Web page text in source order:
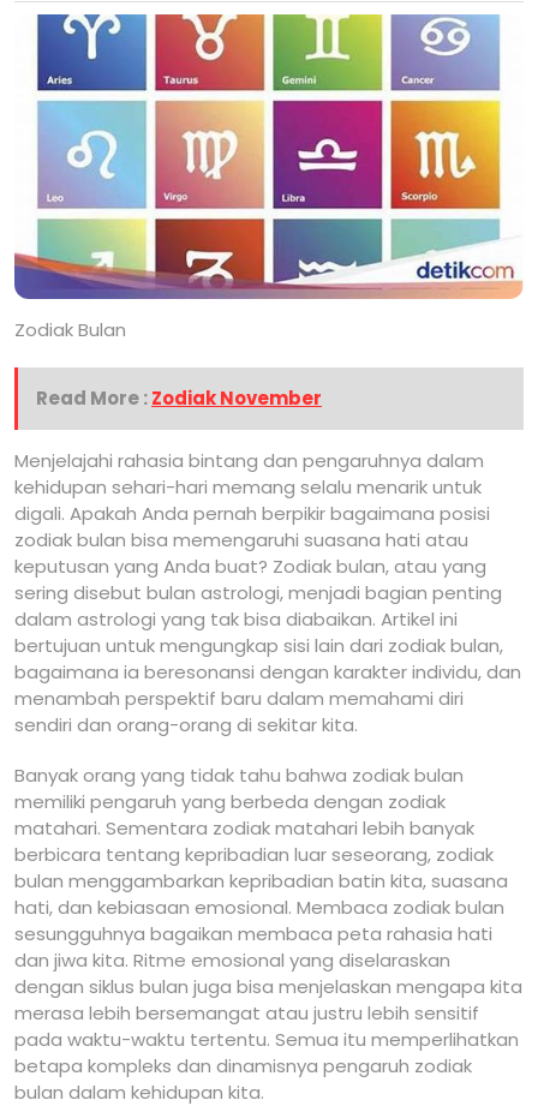
Zodiak Bulan
Read More :Zodiak November
Menjelajahi rahasia bintang dan pengaruhnya dalam
kehidupan sehari-hari memang selalu menarik untuk
digali. Apakah Anda pernah berpikir bagaimana posisi
zodiak bulan bisa memengaruhi suasana hati atau
keputusan yang Anda buat? Zodiak bulan, atau yang
sering disebut bulan astrologi, menjadi bagian penting
dalam astrologi yang tak bisa diabaikan. Artikel ini
bertujuan untuk mengungkap sisi lain dari zodiak bulan,
bagaimana ia beresonansi dengan karakter individu, dan
menambah perspektif baru dalam memahami diri
sendiri dan orang-orang di sekitar kita.
Banyak orang yang tidak tahu bahwa zodiak bulan
memiliki pengaruh yang berbeda dengan zodiak
matahari. Sementara zodiak matahari lebih banyak
berbicara tentang kepribadian luar seseorang, zodiak
bulan menggambarkan kepribadian batin kita, suasana
hati, dan kebiasaan emosional. Membaca zodiak bulan
sesungguhnya bagaikan membaca peta rahasia hati
dan jiwa kita. Ritme emosional yang diselaraskan
dengan siklus bulan juga bisa menjelaskan mengapa kita
merasa lebih bersemangat atau justru lebih sensitif
pada waktu-waktu tertentu. Semua itu memperlihatkan
betapa kompleks dan dinamisnya pengaruh zodiak
bulan dalam kehidupan kita.